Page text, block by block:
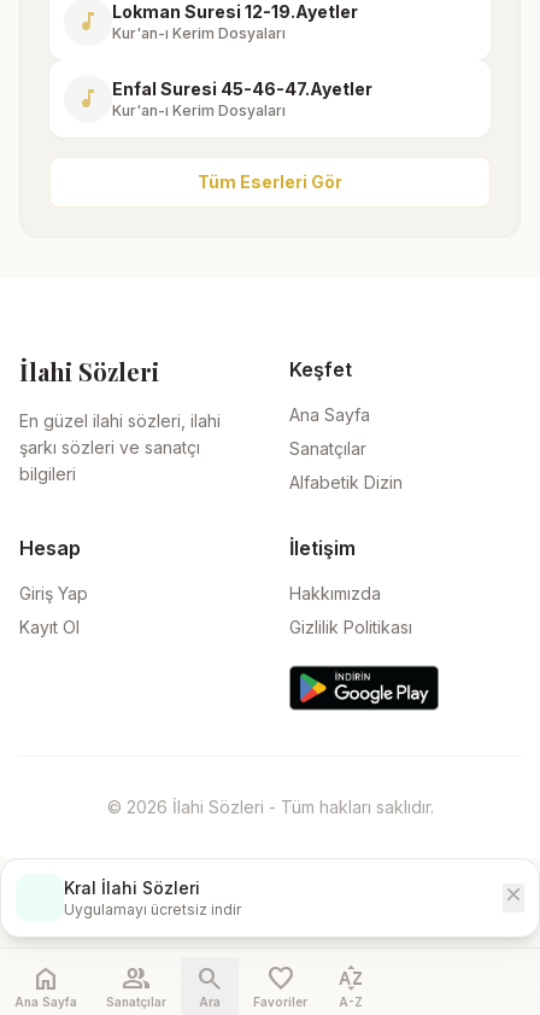
music_note Lokman Suresi 12-19.Ayetler
Kur'an-ı Kerim Dosyaları
music_note Enfal Suresi 45-46-47.Ayetler
Kur'an-ı Kerim Dosyaları
Tüm Eserleri Gör
İlahi Sözleri
En güzel ilahi sözleri, ilahi
şarkı sözleri ve sanatçı
bilgileri
Keşfet
Ana Sayfa
Sanatçılar
Alfabetik Dizin
Hesap
Giriş Yap
Kayıt Ol
İletişim
Hakkımızda
Gizlilik Politikası
© 2026 İlahi Sözleri - Tüm hakları saklıdır.
Kral İlahi Sözleri
Uygulamayı ücretsiz indir
close
home
Ana Sayfa
people
Sanatçılar
search
Ara
favorite
Favoriler
sort_by_alpha
A-Z